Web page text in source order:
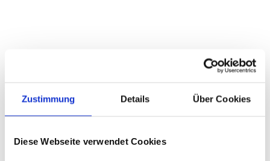
Zustimmung Details Über Cookies
Diese Webseite verwendet Cookies